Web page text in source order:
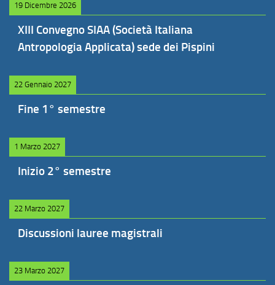
19 Dicembre 2026
XIII Convegno SIAA (Società Italiana
Antropologia Applicata) sede dei Pispini
22 Gennaio 2027
Fine 1° semestre
1 Marzo 2027
Inizio 2° semestre
22 Marzo 2027
Discussioni lauree magistrali
23 Marzo 2027